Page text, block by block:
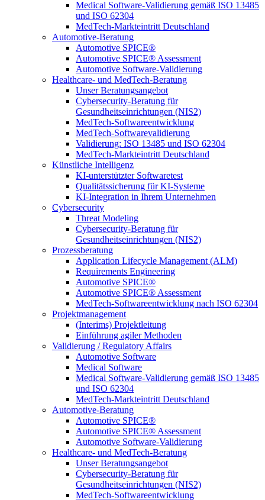
Medical Software-Validierung gemäß ISO 13485
und ISO 62304
MedTech-Markteintritt Deutschland
Automotive-Beratung
Automotive SPICE®
Automotive SPICE® Assessment
Automotive Software-Validierung
Healthcare- und MedTech-Beratung
Unser Beratungsangebot
Cybersecurity-Beratung für
Gesundheitseinrichtungen (NIS2)
MedTech-Softwareentwicklung
MedTech-Softwarevalidierung
Validierung: ISO 13485 und ISO 62304
MedTech-Markteintritt Deutschland
Künstliche Intelligenz
KI-unterstützter Softwaretest
Qualitätssicherung für KI-Systeme
KI-Integration in Ihrem Unternehmen
Cybersecurity
Threat Modeling
Cybersecurity-Beratung für
Gesundheitseinrichtungen (NIS2)
Prozessberatung
Application Lifecycle Management (ALM)
Requirements Engineering
Automotive SPICE®
Automotive SPICE® Assessment
MedTech-Softwareentwicklung nach ISO 62304
Projektmanagement
(Interims) Projektleitung
Einführung agiler Methoden
Validierung / Regulatory Affairs
Automotive Software
Medical Software
Medical Software-Validierung gemäß ISO 13485
und ISO 62304
MedTech-Markteintritt Deutschland
Automotive-Beratung
Automotive SPICE®
Automotive SPICE® Assessment
Automotive Software-Validierung
Healthcare- und MedTech-Beratung
Unser Beratungsangebot
Cybersecurity-Beratung für
Gesundheitseinrichtungen (NIS2)
MedTech-Softwareentwicklung